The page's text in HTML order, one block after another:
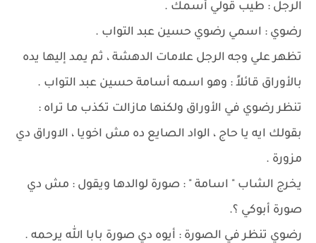
الرجل : طيب قولي أسمك .
رضوي : اسمي رضوي حسين عبد التواب .
تظهر علي وجه الرجل علامات الدهشة ، ثم يمد إليها يده
بالأوراق قائلاً : وهو اسمه أسامة حسين عبد التواب .
تنظر رضوي في الأوراق ولكنها مازالت تكذب ما تراه :
بقولك ايه يا حاج ، الواد الصايع ده مش اخويا ، الاوراق دي
مزورة .
يخرج الشاب " اسامة " : صورة لوالدها ويقول : مش دي
صورة أبوكي ؟.
رضوي تنظر في الصورة : أيوه دي صورة بابا الله يرحمه .